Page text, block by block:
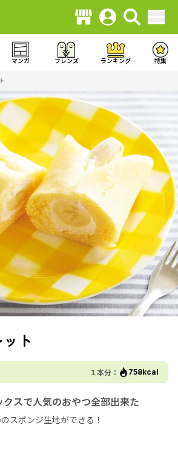
マンガ フレンズ ランキング 特集
ト
１本分： 758kcal
スで人気のおやつ全部出来た
スポンジ生地ができる！